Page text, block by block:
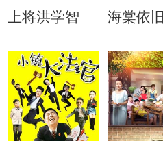
上将洪学智 海棠依旧